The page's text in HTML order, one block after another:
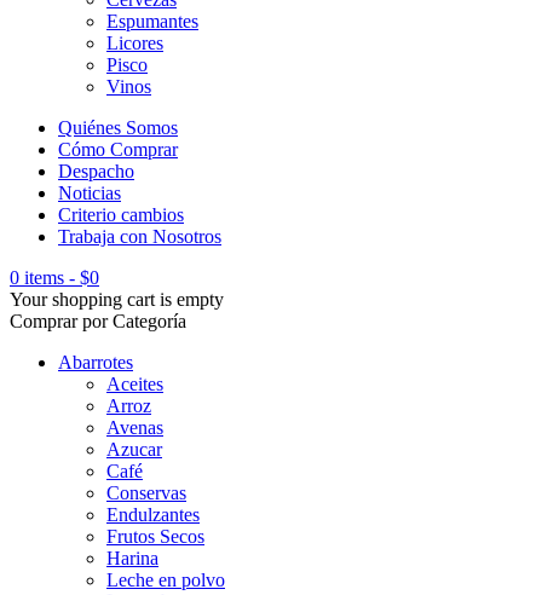
Espumantes
Licores
Pisco
Vinos
Quiénes Somos
Cómo Comprar
Despacho
Noticias
Criterio cambios
Trabaja con Nosotros
0 items - $0
Your shopping cart is empty
Comprar por Categoría
Abarrotes
Aceites
Arroz
Avenas
Azucar
Café
Conservas
Endulzantes
Frutos Secos
Harina
Leche en polvo